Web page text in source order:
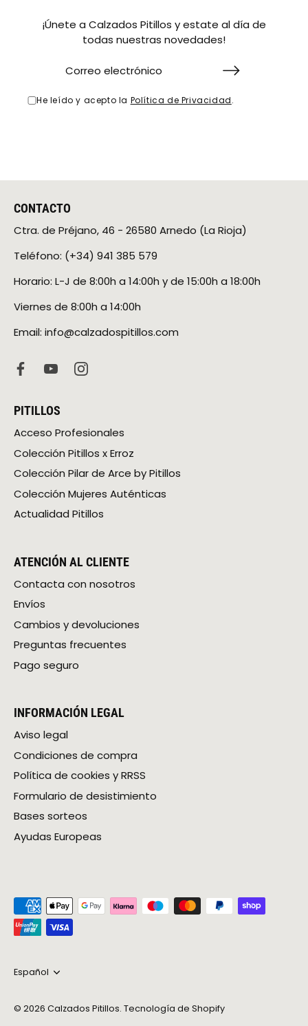
¡Únete a Calzados Pitillos y estate al día de
todas nuestras novedades!
He leído y acepto la Política de Privacidad.
CONTACTO
Ctra. de Préjano, 46 - 26580 Arnedo (La Rioja)
Teléfono: (+34) 941 385 579
Horario: L-J de 8:00h a 14:00h y de 15:00h a 18:00h
Viernes de 8:00h a 14:00h
Email: info@calzadospitillos.com
PITILLOS
Acceso Profesionales
Colección Pitillos x Erroz
Colección Pilar de Arce by Pitillos
Colección Mujeres Auténticas
Actualidad Pitillos
ATENCIÓN AL CLIENTE
Contacta con nosotros
Envíos
Cambios y devoluciones
Preguntas frecuentes
Pago seguro
INFORMACIÓN LEGAL
Aviso legal
Condiciones de compra
Política de cookies y RRSS
Formulario de desistimiento
Bases sorteos
Ayudas Europeas
Idioma
Español
© 2026 Calzados Pitillos. Tecnología de Shopify